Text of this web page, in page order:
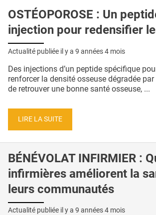
OSTÉOPOROSE : Un
injection pour redensifier
Actualité publiée il y a 9 années 4 mois
Des injections d’un peptide spécifique
renforcer la densité osseuse dégradée
de retrouver une bonne santé osseuse, ...
LIRE LA SUITE
BÉNÉVOLAT INFIRMIER :
infirmières améliorent la
leurs communautés
Actualité publiée il y a 9 années 4 mois